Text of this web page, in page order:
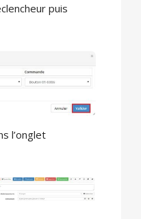
puis
l’onglet